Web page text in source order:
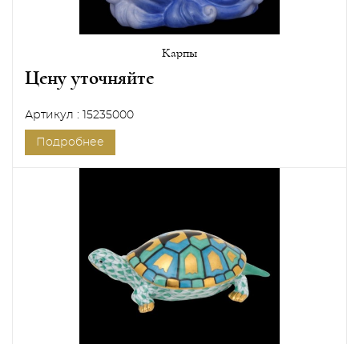
Карпы
Цену уточняйте
Артикул : 15235000
Подробнее